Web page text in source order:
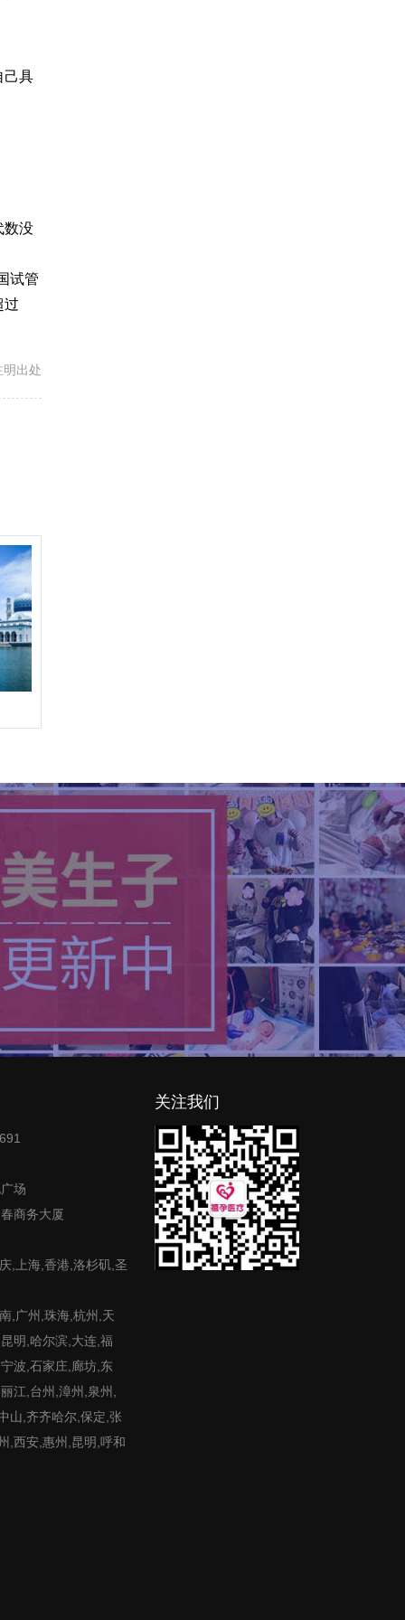
己具
数没
试管
过
出处
场
商务大厦
,上海,香港,洛杉矶,圣
,广州,珠海,杭州,天
明,哈尔滨,大连,福
波,石家庄,廊坊,东
江,台州,漳州,泉州,
山,齐齐哈尔,保定,张
,西安,惠州,昆明,呼和
关注我们